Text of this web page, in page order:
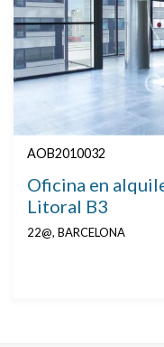
AOB2010032
Oficina en
Litoral B3
22@, BARCELONA